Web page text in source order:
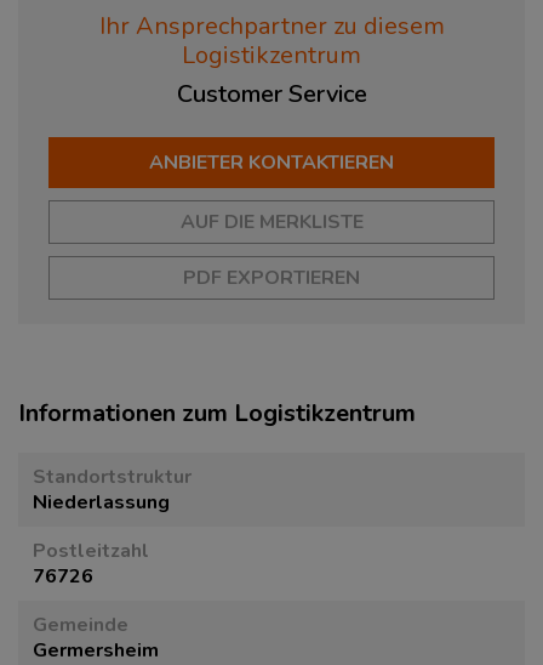
Ihr Ansprechpartner zu diesem
Logistikzentrum
Customer Service
ANBIETER KONTAKTIEREN
AUF DIE MERKLISTE
PDF EXPORTIEREN
Informationen zum Logistikzentrum
Standortstruktur
Niederlassung
Postleitzahl
76726
Gemeinde
Germersheim